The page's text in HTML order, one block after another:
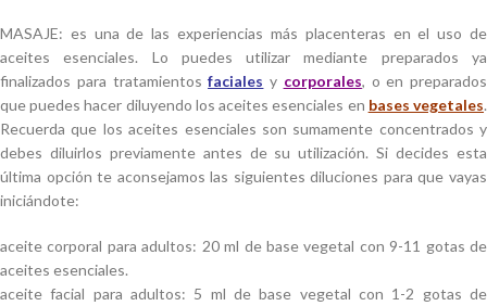
MASAJE: es una de las experiencias más placenteras en el uso de
aceites esenciales. Lo puedes utilizar mediante preparados ya
finalizados para tratamientosfaciales y corporales, o en preparados
que puedes hacer diluyendo los aceites esenciales en bases vegetales.
Recuerda que los aceites esenciales son sumamente concentrados y
debes diluirlos previamente antes de su utilización. Si decides esta
última opción te aconsejamos las siguientes diluciones para que vayas
iniciándote:
aceite corporal para adultos: 20 ml de base vegetal con 9-11 gotas de
aceites esenciales.
aceite facial para adultos: 5 ml de base vegetal con 1-2 gotas de